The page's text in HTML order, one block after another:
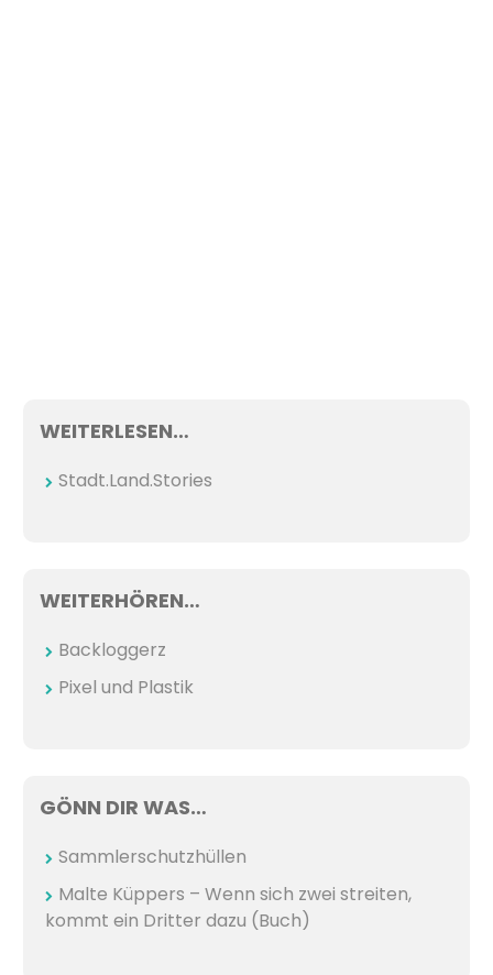
WEITERLESEN…
Stadt.Land.Stories
WEITERHÖREN…
Backloggerz
Pixel und Plastik
GÖNN DIR WAS…
Sammlerschutzhüllen
Malte Küppers – Wenn sich zwei streiten,
kommt ein Dritter dazu (Buch)